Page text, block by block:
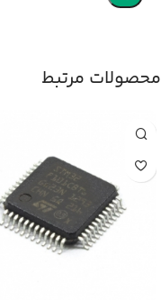
محصولات مرتبط